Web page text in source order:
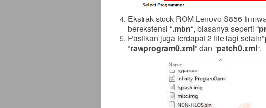
Ekstrak stock ROM Lenovo S856
berekstensi “.mbn“, biasanya seperti “
Pastikan juga terdapat 2 file lagi selain”
“rawprogram0.xml” dan “patch0.xml“.